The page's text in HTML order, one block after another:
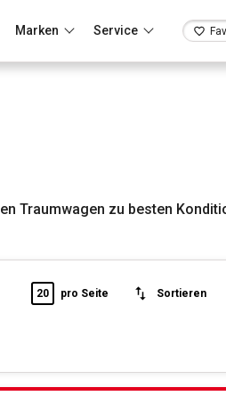
Marken Service
Traumwagen zu besten
20 pro Seite Sortieren